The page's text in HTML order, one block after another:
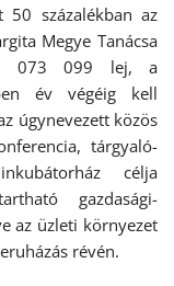
50 százalékban az
Megye Tanácsa
4 073 099 lej, a
év végéig kell
úgynevezett közös
tárgyaló-
célja
gazdasági-
az üzleti környezet
révén.